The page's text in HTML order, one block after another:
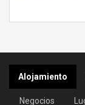
Alojamiento
Negocios